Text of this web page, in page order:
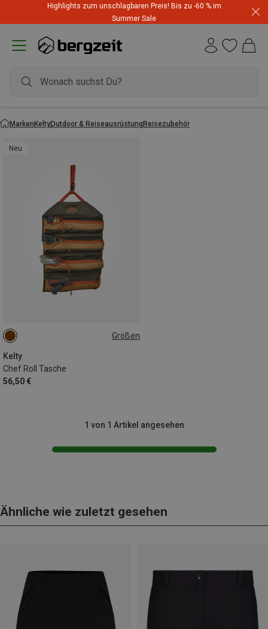
Highlights zum unschlagbaren Preis! Bis zu -60 % im
Summer Sale
MarkenKeltyOutdoor & ReiseausrüstungReisezubehör
Neu
Größen
Kelty
Chef Roll Tasche
56,50 €
ONE SIZE
1 von 1 Artikel angesehen
Ähnliche wie zuletzt gesehen